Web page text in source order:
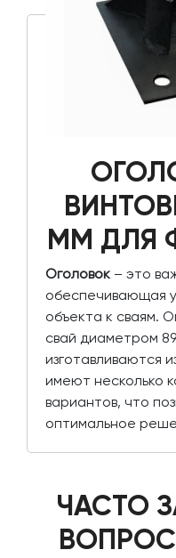
ММ ДЛЯ
Оголовок– это
обеспечивающая
объекта к сваям.
свай диаметром
изготавливаются
имеют несколько
вариантов, что
оптимальное
ЧАСТО